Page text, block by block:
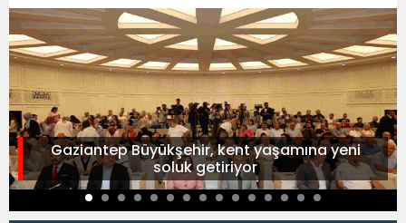
Gaziantep Büyükşehir, kent yaşamına yeni
soluk getiriyor